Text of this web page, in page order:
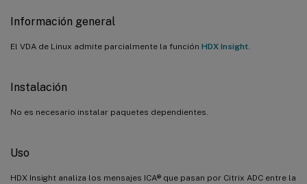
Información general
El VDA de Linux admite parcialmente la función HDX Insight
Instalación
No es necesario instalar paquetes dependientes.
Uso
HDX Insight analiza los mensajes ICA® que pasan por Citrix ADC entre la